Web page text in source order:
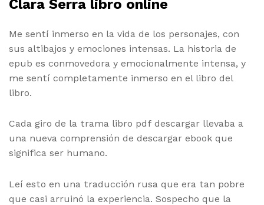
Clara Serra libro online​
Me sentí inmerso en la vida de los personajes, con
sus altibajos y emociones intensas. La historia de
epub es conmovedora y emocionalmente intensa, y
me sentí completamente inmerso en el libro del
libro.
Cada giro de la trama libro pdf descargar llevaba a
una nueva comprensión de descargar ebook que
significa ser humano.
Leí esto en una traducción rusa que era tan pobre
que casi arruinó la experiencia. Sospecho que la